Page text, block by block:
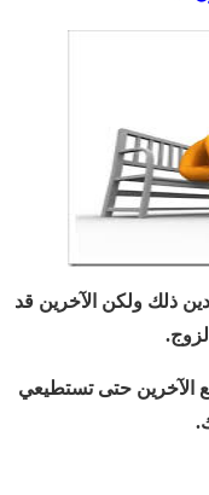
ذلك ولكن الآخرين قد
الآخرين حتى تستطيعي